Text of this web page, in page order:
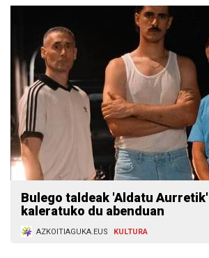
Bulego taldeak 'Aldatu
kaleratuko du abenduan
AZKOITIAGUKA.EUS KULTURA